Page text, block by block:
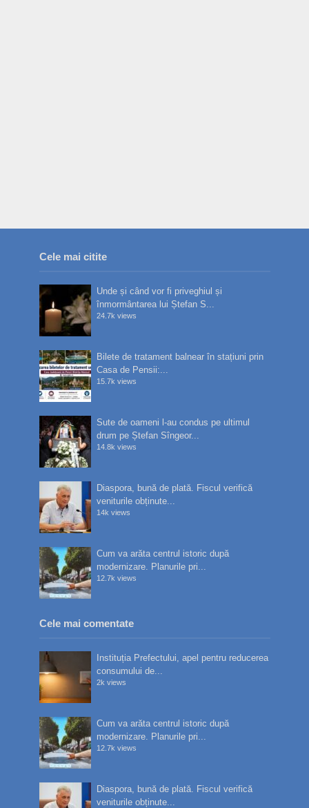
Cele mai citite
Unde și când vor fi priveghiul și
înmormântarea lui Ștefan S...
24.7k views
Bilete de tratament balnear în stațiuni prin
Casa de Pensii:...
15.7k views
Sute de oameni l-au condus pe ultimul
drum pe Ștefan Sîngeor...
14.8k views
Diaspora, bună de plată. Fiscul verifică
veniturile obținute...
14k views
Cum va arăta centrul istoric după
modernizare. Planurile pri...
12.7k views
Cele mai comentate
Instituția Prefectului, apel pentru reducerea
consumului de...
2k views
Cum va arăta centrul istoric după
modernizare. Planurile pri...
12.7k views
Diaspora, bună de plată. Fiscul verifică
veniturile obținute...